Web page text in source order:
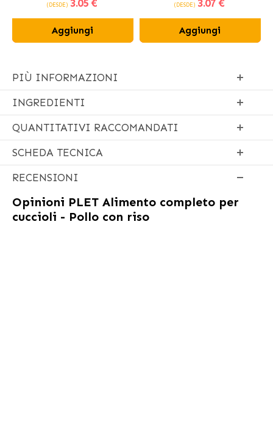
(DESDE) 3.05 €
Aggiungi
(DESDE) 3.07 €
Aggiungi
PIÙ INFORMAZIONI
INGREDIENTI
QUANTITATIVI RACCOMANDATI
SCHEDA TECNICA
RECENSIONI
Opinioni PLET Alimento completo per
cuccioli - Pollo con riso